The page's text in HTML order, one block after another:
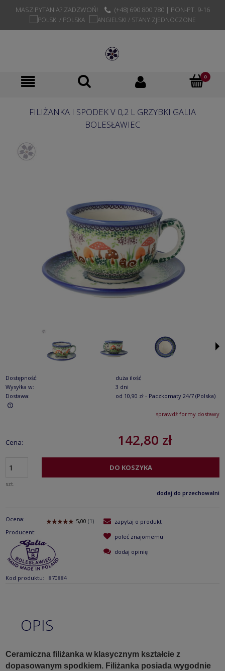
MASZ PYTANIA? ZADZWOŃ! (+48) 690 800 780 | PON-PT. 9-16
FILIŻANKA I SPODEK V 0,2 L GRZYBKI GALIA
BOLESŁAWIEC
Dostępność:
duża ilość
Wysyłka w:
3 dni
Dostawa:
od 10,90 zł - Paczkomaty 24/7 (Polska)
Cena nie zawiera ewentualnych kosztów płatnościsprawdź formy dostawy
Cena: 142,80 zł
szt.
DO KOSZYKA
dodaj do przechowalni
Ocena:
Producent:
Kod produktu: 870884
zapytaj o produkt
poleć znajomemu
dodaj opinię
OPIS
Ceramiczna filiżanka w klasycznym kształcie z
dopasowanym spodkiem. Filiżanka posiada wygodnie